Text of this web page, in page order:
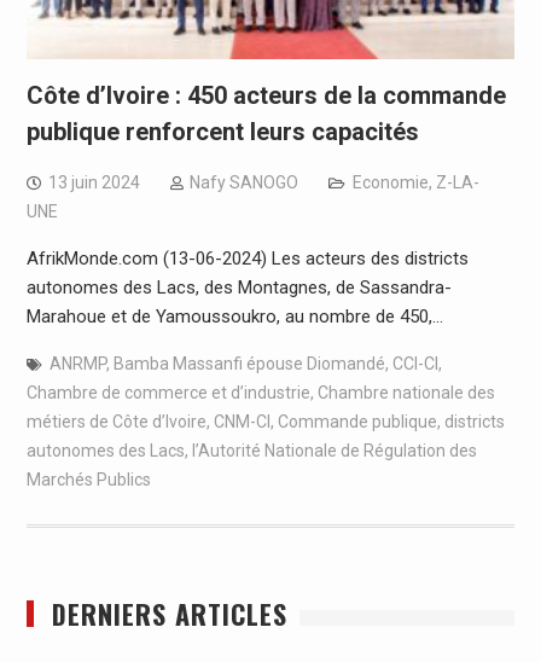
Côte d’Ivoire : 450 acteurs de la commande
publique renforcent leurs capacités
13 juin 2024 Nafy SANOGO Economie, Z-LA-
UNE
AfrikMonde.com (13-06-2024) Les acteurs des districts
autonomes des Lacs, des Montagnes, de Sassandra-
Marahoue et de Yamoussoukro, au nombre de 450,…
ANRMP, Bamba Massanfi épouse Diomandé, CCI-CI ,
Chambre de commerce et d’industrie, Chambre nationale des
métiers de Côte d’Ivoire, CNM-CI , Commande publique, districts
autonomes des Lacs, l’Autorité Nationale de Régulation des
Marchés Publics
DERNIERS ARTICLES